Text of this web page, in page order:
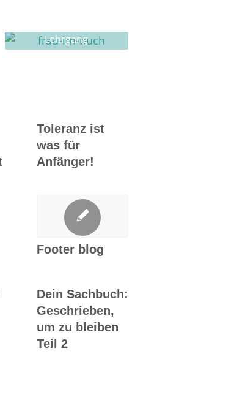
Lehrgang
Ghostwriting
Toleranz ist
was für
Anfänger!
Footer blog
Dein Sachbuch:
Geschrieben,
um zu bleiben
Teil 2